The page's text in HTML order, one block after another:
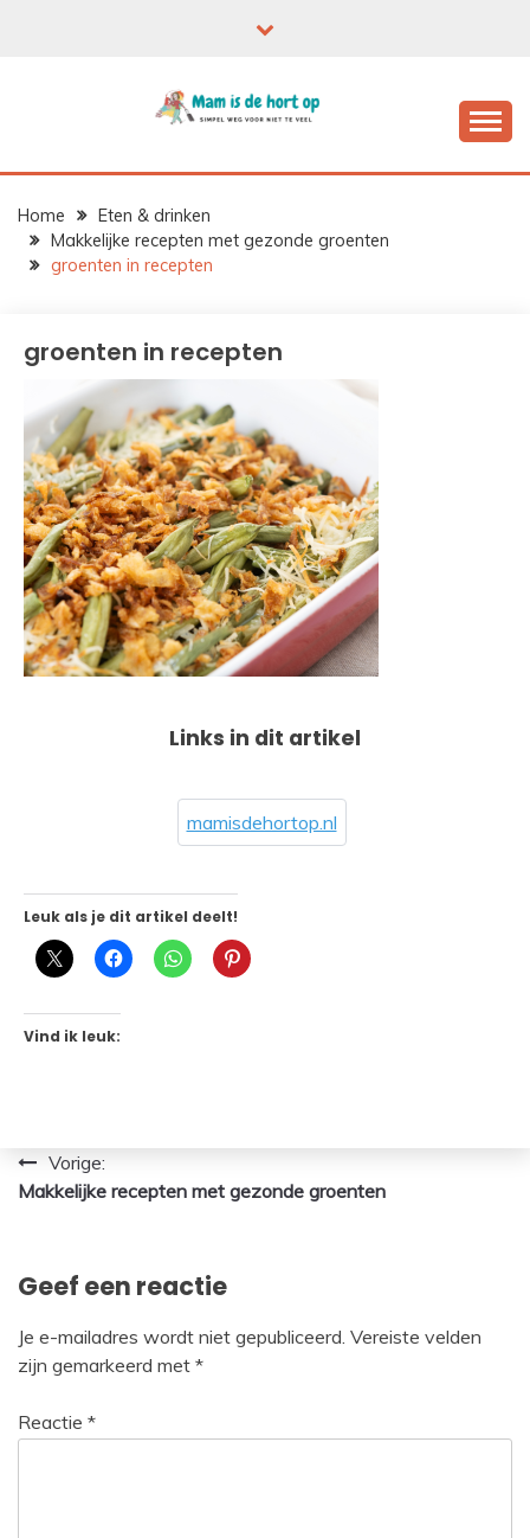
Home
Eten & drinken
Makkelijke recepten met gezonde groenten
groenten in recepten
groenten in recepten
Links in dit artikel
mamisdehortop.nl
Leuk als je dit artikel deelt!
Vind ik leuk:
Bericht
navigatie
Vorige:
Makkelijke recepten met gezonde groenten
Geef een reactie
Je e-mailadres wordt niet gepubliceerd. Vereiste velden
zijn gemarkeerd met *
Reactie *